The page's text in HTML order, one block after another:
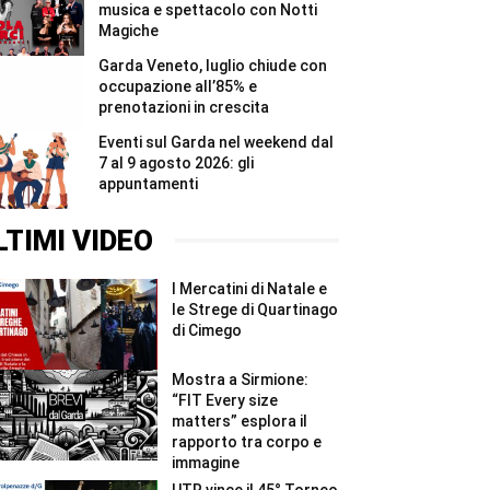
musica e spettacolo con Notti
Magiche
Garda Veneto, luglio chiude con
occupazione all’85% e
prenotazioni in crescita
Eventi sul Garda nel weekend dal
7 al 9 agosto 2026: gli
appuntamenti
VIDEO
I Mercatini di Natale e
le Strege di Quartinago
di Cimego
Mostra a Sirmione:
“FIT Every size
matters” esplora il
rapporto tra corpo e
immagine